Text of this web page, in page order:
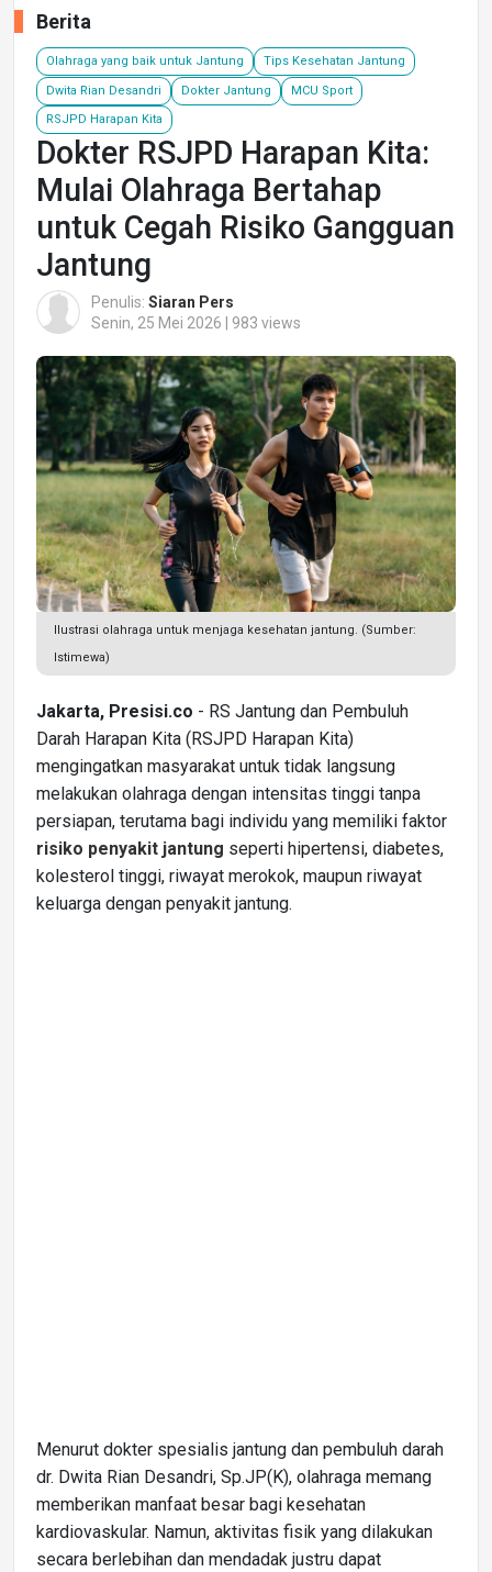
Berita
Olahraga yang baik untuk Jantung Tips Kesehatan Jantung
Dwita Rian Desandri Dokter Jantung MCU Sport
RSJPD Harapan Kita
Dokter RSJPD Harapan Kita:
Mulai Olahraga Bertahap
untuk Cegah Risiko Gangguan
Jantung
Penulis: Siaran Pers
Senin, 25 Mei 2026 | 983 views
Ilustrasi olahraga untuk menjaga kesehatan jantung. (Sumber:
Istimewa)
Jakarta, Presisi.co - RS Jantung dan Pembuluh
Darah Harapan Kita (RSJPD Harapan Kita)
mengingatkan masyarakat untuk tidak langsung
melakukan olahraga dengan intensitas tinggi tanpa
persiapan, terutama bagi individu yang memiliki faktor
risiko penyakit jantung seperti hipertensi, diabetes,
kolesterol tinggi, riwayat merokok, maupun riwayat
keluarga dengan penyakit jantung.
Menurut dokter spesialis jantung dan pembuluh darah
dr. Dwita Rian Desandri, Sp.JP(K), olahraga memang
memberikan manfaat besar bagi kesehatan
kardiovaskular. Namun, aktivitas fisik yang dilakukan
secara berlebihan dan mendadak justru dapat